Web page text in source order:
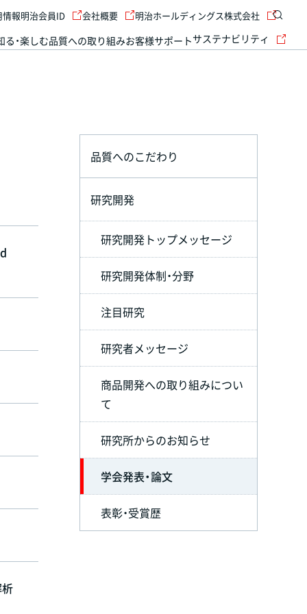
る・楽しむ品質への取り組みお客様サポートサステナビリティ
情報明治会員ID 会社概要 明治ホールディングス株式会社
品質へのこだわり
研究開発
研究開発トップメッセージ
研究開発体制・分野
注目研究
研究者メッセージ
商品開発への取り組みについ
て
研究所からのお知らせ
学会発表・論文
表彰・受賞歴